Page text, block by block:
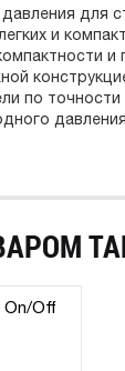
давления для
и
и
по точности
On/Off